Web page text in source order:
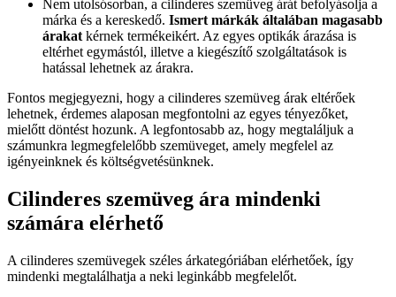
Nem utolsósorban, a cilinderes szemüveg árát befolyásolja a
márka és a kereskedő. Ismert márkák általában magasabb
árakat kérnek termékeikért. Az egyes optikák árazása is
eltérhet egymástól, illetve a kiegészítő szolgáltatások is
hatással lehetnek az árakra.
Fontos megjegyezni, hogy a cilinderes szemüveg árak eltérőek
lehetnek, érdemes alaposan megfontolni az egyes tényezőket,
mielőtt döntést hozunk. A legfontosabb az, hogy megtaláljuk a
számunkra legmegfelelőbb szemüveget, amely megfelel az
igényeinknek és költségvetésünknek.
Cilinderes szemüveg ára mindenki
számára elérhető
A cilinderes szemüvegek széles árkategóriában elérhetőek, így
mindenki megtalálhatja a neki leginkább megfelelőt.